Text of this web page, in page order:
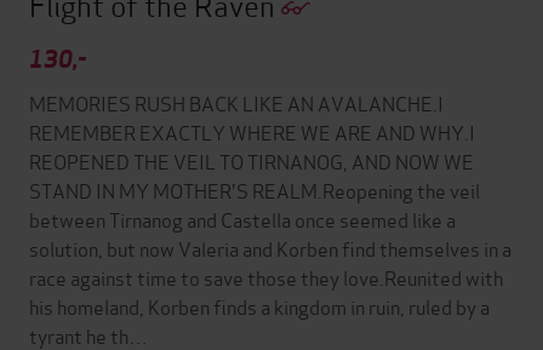
130,-
MEMORIES RUSH BACK LIKE AN AVALANCHE.I
REMEMBER EXACTLY WHERE WE ARE AND WHY.I
REOPENED THE VEIL TO TIRNANOG, AND NOW WE
STAND IN MY MOTHER'S REALM.Reopening the veil
between Tirnanog and Castella once seemed like a
solution, but now Valeria and Korben find themselves in a
race against time to save those they love.Reunited with
his homeland, Korben finds a kingdom in ruin, ruled by a
tyrant he th…